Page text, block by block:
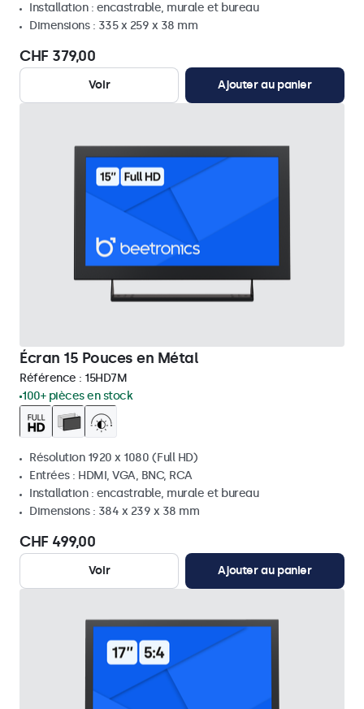
Installation : encastrable, murale et bureau
Dimensions : 335 x 259 x 38 mm
CHF 379,00
Voir Ajouter au panier
Écran 15 Pouces en Métal
Référence : 15HD7M
100+ pièces en stock
Résolution 1920 x 1080 (Full HD)
Entrées : HDMI, VGA, BNC, RCA
Installation : encastrable, murale et bureau
Dimensions : 384 x 239 x 38 mm
CHF 499,00
Voir Ajouter au panier